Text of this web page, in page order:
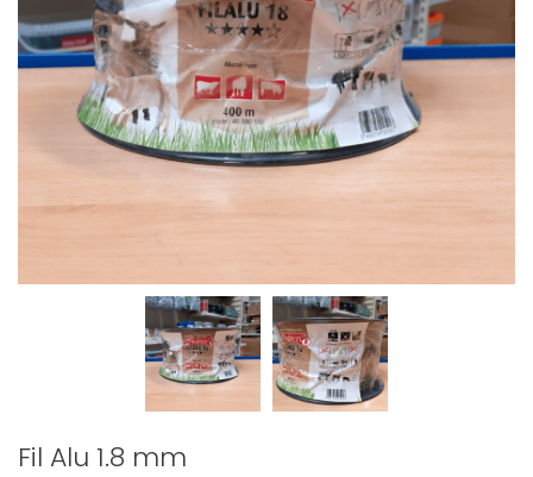
Fil Alu 1.8 mm